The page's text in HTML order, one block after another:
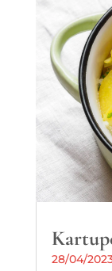
28/04/